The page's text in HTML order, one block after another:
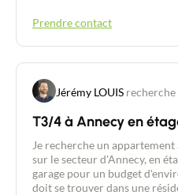
Prendre contact
Jérémy LOUIS recherche
T3/4 à Annecy en
Je recherche un
sur le secteur d'Annecy, en
garage pour un budget
doit se trouver dans une